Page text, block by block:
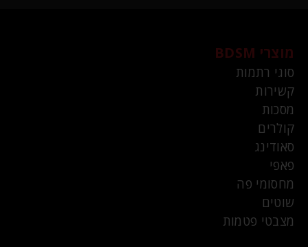
מוצרי BDSM
סוגי רתמות
קשירות
מסכות
קולרים
סאודינג
פאפי
מחסומי פה
שוטים
מצבטי פטמות